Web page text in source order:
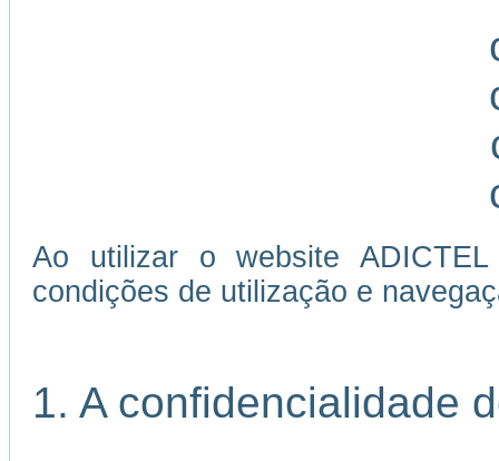
Ao utilizar o website
condições de utilização e
1. A confidencialidade